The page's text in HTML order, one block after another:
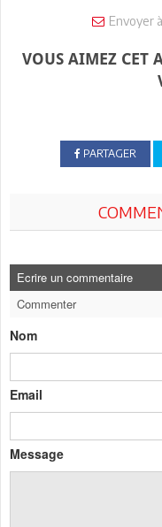
Envoyer
VOUS AIMEZ CET
PARTAGER
Ecrire un commentaire
Commenter
Nom
Email
Message